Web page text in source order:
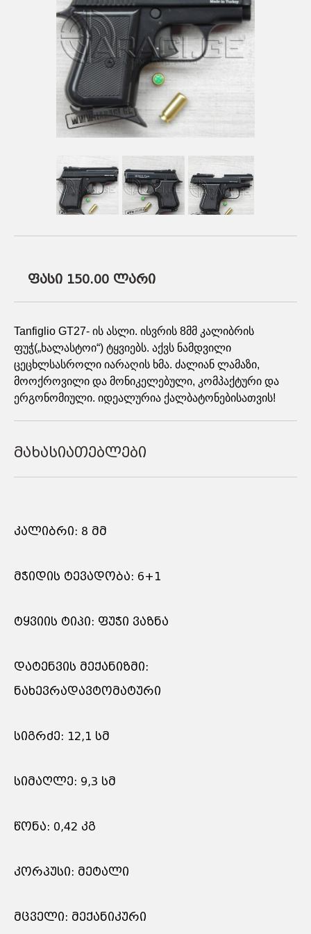
ᲐᲛᲣᲜᲘᲪᲘᲐ
ᲐᲥᲡᲔᲡᲣᲐᲠᲔᲑᲘ
ᲛᲨᲕᲘᲚᲓᲘᲡᲠᲔᲑᲘ
ᲐᲛᲣᲜᲘᲪᲘᲐ
ᲐᲥᲡᲔᲡᲣᲐᲠᲔᲑᲘ
ᲡᲐᲡᲐᲠᲒᲔᲑᲚᲝ ᲑᲛᲣᲚᲔᲑᲘ
ფასი 150.00 ლარი
Tanfiglio GT27- ის ასლი. ისვრის 8მმ კალიბრის
ფუჭ(„ხალასტოი“) ტყვიებს. აქვს ნამდვილი
ცეცხლსასროლი იარაღის ხმა. ძალიან ლამაზი,
მოოქროვილი და მონიკელებული, კომპაქტური და
ერგონომიული. იდეალურია ქალბატონებისათვის!
მახასიათებლები
კალიბრი: 8 მმ
მჭიდის ტევადობა: 6+1
ტყვიის ტიპი: ფუჭი ვაზნა
დატენვის მექანიზმი:
ნახევრადავტომატური
სიგრძე: 12,1 სმ
სიმაღლე: 9,3 სმ
წონა: 0,42 კგ
კორპუსი: მეტალი
მცველი: მექანიკური